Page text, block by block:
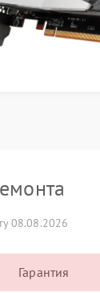
08.08.2026
Гарантия